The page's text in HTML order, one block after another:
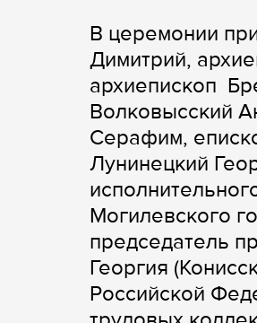
В церемонии
Димитрий,
архиепископ
Волковысский
Серафим,
Лунинецкий
Могилевского
председатель
Георгия
Российской